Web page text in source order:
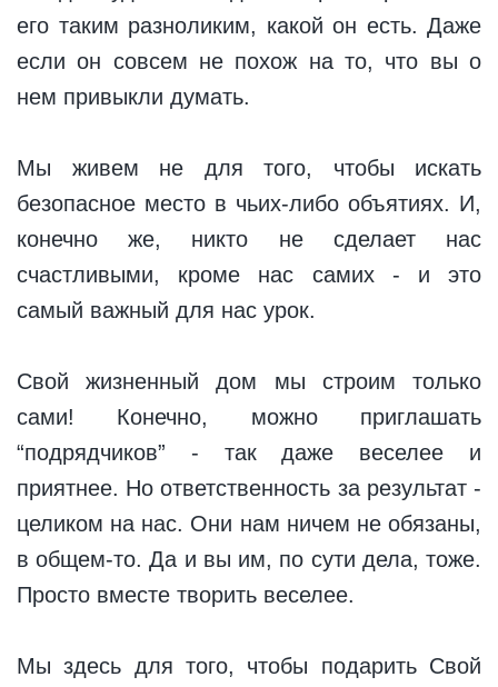
его таким разноликим, какой он есть. Даже
если он совсем не похож на то, что вы о
нем привыкли думать.
Мы живем не для того, чтобы искать
безопасное место в чьих-либо объятиях. И,
конечно же, никто не сделает нас
счастливыми, кроме нас самих - и это
самый важный для нас урок.
Свой жизненный дом мы строим только
сами! Конечно, можно приглашать
“подрядчиков” - так даже веселее и
приятнее. Но ответственность за результат -
целиком на нас. Они нам ничем не обязаны,
в общем-то. Да и вы им, по сути дела, тоже.
Просто вместе творить веселее.
Мы здесь для того, чтобы подарить Свой